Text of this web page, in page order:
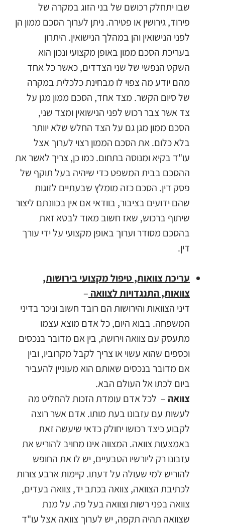
שבו יתחלק רכושם של בני הזוג במקרה של
פירוד, גירושין או פטירה. ניתן לערוך הסכם ממון הן
לפני הנישואין והן במהלך הנישואין. היתרון
בעריכת הסכם ממון באופן מקצועי ונכון הוא
השקט הנפשי של שני הצדדים, כאשר כל אחד
מהם יודע מה צפוי לו מבחינת כלכלית במקרה
של סיום הקשר. מצד אחד, הסכם ממון מגן על
צד אשר צבר רכוש לפני הנישואין ומצד שני,
הסכם ממון מגן גם על הצד החלש שלא יוותר
בלא כלום. את הסכם הממון רצוי לערוך אצל
עו"ד בקיא ומנוסה בתחום. כמו כן, צריך לאשר את
ההסכם בבית המשפט כדי שיהיה בעל תוקף של
פסק דין. הסכם כזה מומלץ שבעתיים לזוגות
שהם ידועים בציבור, בוודאי אם אין בכוונתם ליצור
שיתוף ברכוש, שאז חשוב מאוד לבטא זאת
בהסכם מסודר וערוך באופן מקצועי על ידי עורך
דין.
עריכת צוואות, טיפול מקצועי בירושות,
צוואות, התנגדויות לצוואה –
דיני הצוואות והירושות הם רובד חשוב וניכר בדיני
המשפחה. בבוא היום, כל אדם מוצא עצמו
מתעסק עם צוואה וירושה, בין אם מדובר בנכסים
וכספים שהוא עשוי או צריך לקבל מקרוביו, ובין
אם מדובר בנכסים שאותם הוא מעוניין להעביר
ביום לכתו אל העולם הבא.
צוואה – לכל אדם עומדת הזכות להחליט מה
לעשות עם עזבונו בעת מותו. אדם אשר רוצה
לקבוע כיצד רכושו יחולק כדאי שיעשה זאת
באמצעות צוואה. המצווה אינו מחויב להוריש את
עזבונו רק ליורשיו הטבעיים, יש לו את החופש
להוריש למי שעולה על דעתו. קיימות ארבע צורות
לכתיבת הצוואה, צוואה בכתב יד, צוואה בעדים,
צוואה בפני רשות וצוואה בעל פה. על מנת
שצוואה תהיה תקפה, יש לערוך צוואה אצל עו"ד